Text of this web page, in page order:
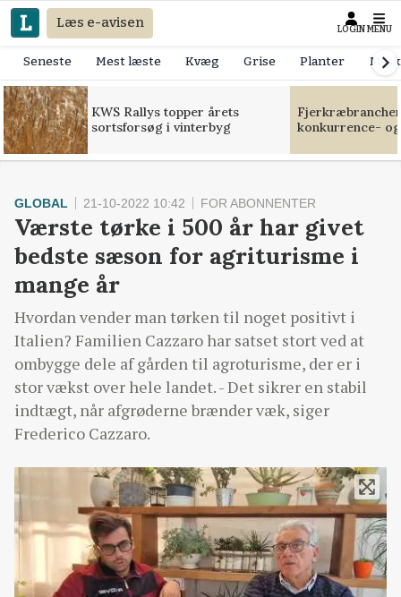
Læs e-avisen LOGIN MENU
Seneste Mest læste Kvæg Grise Planter
KWS Rallys topper årets
sortsforsøg i vinterbyg
konkurrence-
GLOBAL 21-10-2022 10:42 FOR ABONNENTER
Værste tørke i 500 år har givet
bedste sæson for agriturisme i
mange år
Hvordan vender man tørken til noget positivt i
Italien? Familien Cazzaro har satset stort ved at
ombygge dele af gården til agroturisme, der er i
stor vækst over hele landet. - Det sikrer en stabil
indtægt, når afgrøderne brænder væk, siger
Frederico Cazzaro.